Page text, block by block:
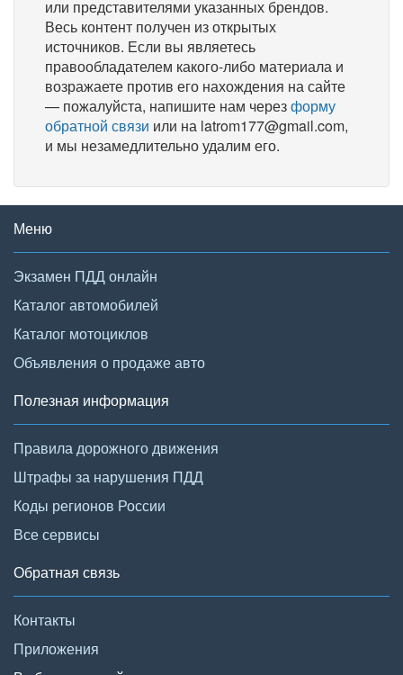
или представителями указанных брендов.
Весь контент получен из открытых
источников. Если вы являетесь
правообладателем какого-либо материала и
возражаете против его нахождения на сайте
— пожалуйста, напишите нам черезформу
обратной связи или на latrom177@gmail.com,
и мы незамедлительно удалим его.
Меню
Экзамен ПДД онлайн
Каталог автомобилей
Каталог мотоциклов
Объявления о продаже авто
Полезная информация
Правила дорожного движения
Штрафы за нарушения ПДД
Коды регионов России
Все сервисы
Обратная связь
Контакты
Приложения